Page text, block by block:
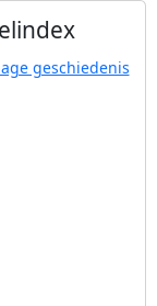
geschiedenis